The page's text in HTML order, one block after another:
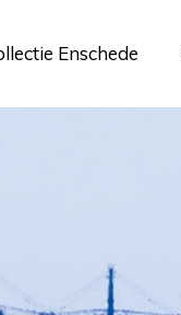
Enschede